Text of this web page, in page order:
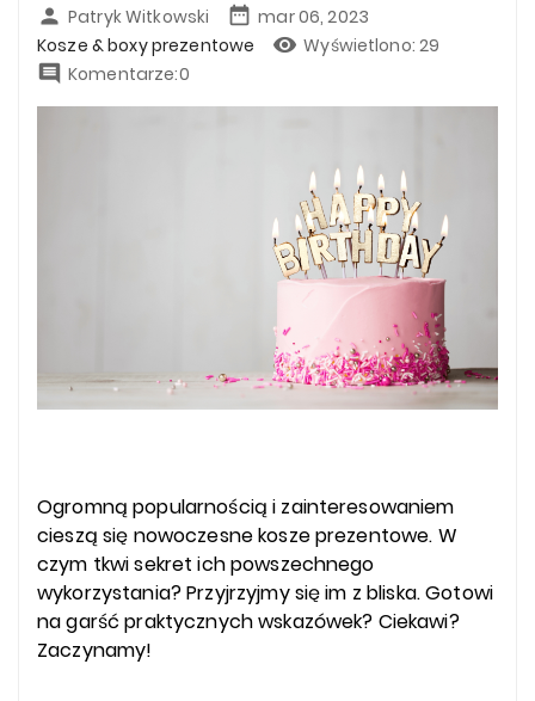
 Patryk Witkowski  mar 06, 2023
Kosze & boxy prezentowe
 Wyświetlono: 29
 Komentarze:0
Ogromną popularnością i zainteresowaniem
cieszą się nowoczesne kosze prezentowe. W
czym tkwi sekret ich powszechnego
wykorzystania? Przyjrzyjmy się im z bliska. Gotowi
na garść praktycznych wskazówek? Ciekawi?
Zaczynamy!